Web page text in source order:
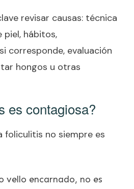
revisar causas: técnica
piel, hábitos,
corresponde, evaluación
hongos u otras
es contagiosa?
foliculitis no siempre es
vello encarnado, no es